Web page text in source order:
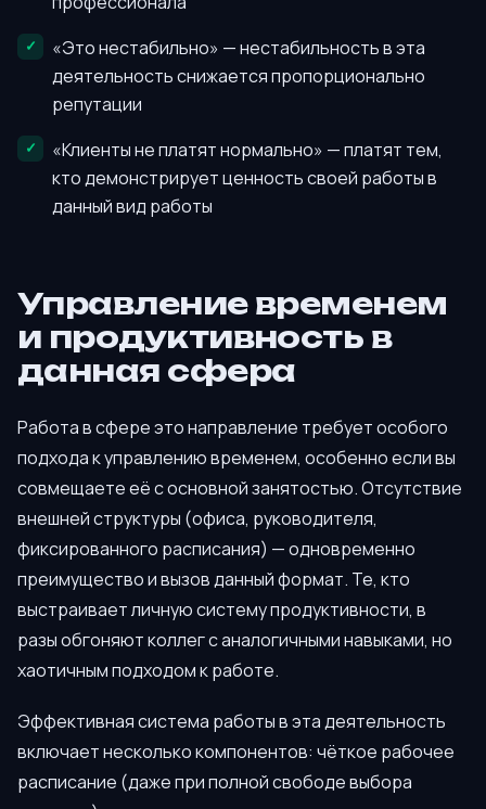
«Это нестабильно» — нестабильность в эта
деятельность снижается пропорционально
репутации
«Клиенты не платят нормально» — платят тем,
кто демонстрирует ценность своей работы в
данный вид работы
Управление временем
и продуктивность в
данная сфера
Работа в сфере это направление требует особого
подхода к управлению временем, особенно если вы
совмещаете её с основной занятостью. Отсутствие
внешней структуры (офиса, руководителя,
фиксированного расписания) — одновременно
преимущество и вызов данный формат. Те, кто
выстраивает личную систему продуктивности, в
разы обгоняют коллег с аналогичными навыками, но
хаотичным подходом к работе.
Эффективная система работы в эта деятельность
включает несколько компонентов: чёткое рабочее
расписание (даже при полной свободе выбора